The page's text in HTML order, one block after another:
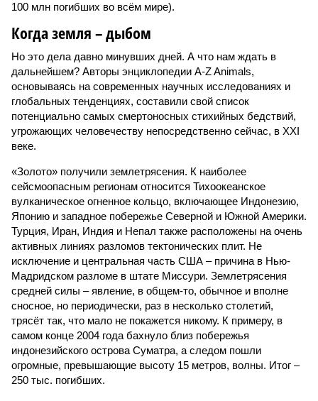
100 млн погибших во всём мире).
Когда земля – дыбом
Но это дела давно минувших дней. А что нам ждать в
дальнейшем? Авторы энциклопедии A-Z Animals,
основываясь на современных научных исследованиях и
глобальных тенденциях, составили свой список
потенциально самых смертоносных стихийных бедствий,
угрожающих человечеству непосредственно сейчас, в XXI
веке.
«Золото» получили землетрясения. К наиболее
сейсмоопасным регионам относится Тихоокеанское
вулканическое огненное кольцо, включающее Индонезию,
Японию и западное побережье Северной и Южной Америки.
Турция, Иран, Индия и Непал также расположены на очень
активных линиях разломов тектонических плит. Не
исключение и центральная часть США – причина в Нью-
Мадридском разломе в штате Миссури. Землетрясения
средней силы – явление, в общем-то, обычное и вполне
сносное, но периодически, раз в несколько столетий,
трясёт так, что мало не покажется никому. К примеру, в
самом конце 2004 года бахнуло близ побережья
индонезийского острова Суматра, а следом пошли
огромные, превышающие высоту 15 метров, волны. Итог –
250 тыс. погибших.